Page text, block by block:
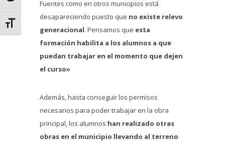
Alternar tamaño de letra
Fuentes como en otros municipios está
desapareciendo puesto que no existe relevo
generacional. Pensamos que esta
formación habilita a los alumnos a que
puedan trabajar en el momento que dejen
el curso»
Además, hasta conseguir los permisos
necesarios para poder trabajar en la obra
principal, los alumnos han realizado otras
obras en el municipio llevando al terreno